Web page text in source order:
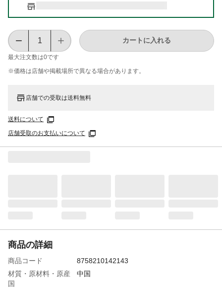
最大注文数は0です
カートに入れる
※価格は​店舗や​掲載場所で​異なる​場合が​あります。
店舗での受取は送料無料
送料について
店舗受取のお支払いについて
商品の詳細
商品コード
8758210142143
材質・原材料・原産
国
中国